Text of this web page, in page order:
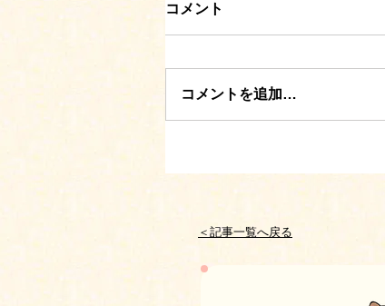
コメント
コメントを追加…
＜記事一覧へ戻る